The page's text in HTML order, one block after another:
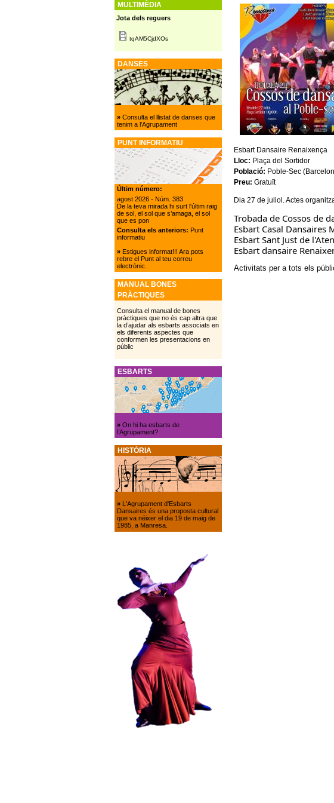
Esbart Dansaire Renaixença
Lloc: Plaça del Sortidor
Població: Poble-Sec
Preu: Gratuït
Dia 27 de juliol. Actes
Trobada de Cossos de
Esbart Casal Dansaires
Esbart Sant Just de
Esbart dansaire
Activitats per a tots els
MULTIMÈDIA
Jota dels reguers
tqAM5CjdXOs
DANSES
»Consulta el llistat de danses que
tenim a l'Agrupament
PUNT INFORMATIU
Últim número:
agost 2026 - Núm. 383
De la teva mirada hi surt l'últim raig
de sol, el sol que s’amaga, el sol
que es pon
Consulta els anteriors: Punt
informatiu
»Estigues informat!!! Ara pots
rebre el Punt al teu correu
electrònic.
MANUAL BONES
PRÀCTIQUES
Consulta el manual de bones
pràctiques que no és cap altra que
la d’ajudar als esbarts associats en
els diferents aspectes que
conformen les presentacions en
públic
ESBARTS
»On hi ha esbarts de
l’Agrupament?
HISTÒRIA
» L'Agrupament d'Esbarts
Dansaires és una proposta cultural
que va néixer el dia 19 de maig de
1985, a Manresa.